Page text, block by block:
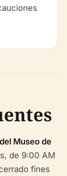
Museo de
de 9:00 AM
fines